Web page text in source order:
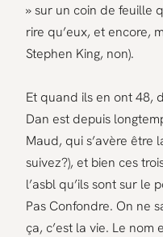
» sur un coin de feuille
rire qu’eux, et encore,
Stephen King, non).
Et quand ils en ont 48,
Dan est depuis
Maud, qui s’avère être
suivez?), et bien ces
l’asbl qu’ils sont sur le
Pas Confondre. On ne
ça, c’est la vie. Le nom